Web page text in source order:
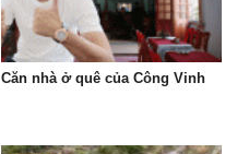
Căn nhà ở quê của Công Vinh